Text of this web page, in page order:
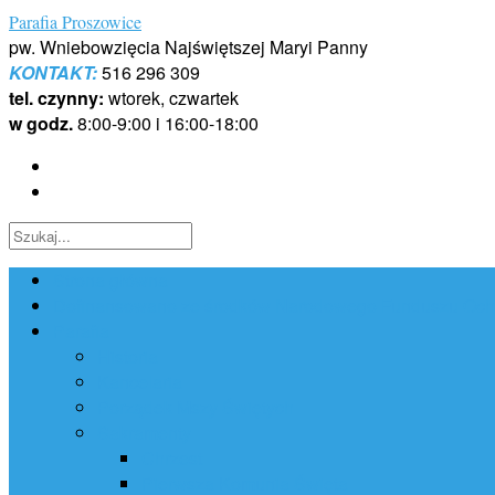
Skip
to
content
Parafia Proszowice
pw. Wniebowzięcia Najświętszej Maryi Panny
KONTAKT:516 296 309
tel. czynny: wtorek, czwartek
w godz.8:00-9:00 i 16:00-18:00